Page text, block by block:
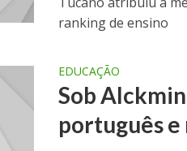
ranking de ensino
EDUCAÇÃO
Sob
português